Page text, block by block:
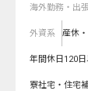
海外勤務・出
外資系 産休
年間休日120
寮社宅・住宅